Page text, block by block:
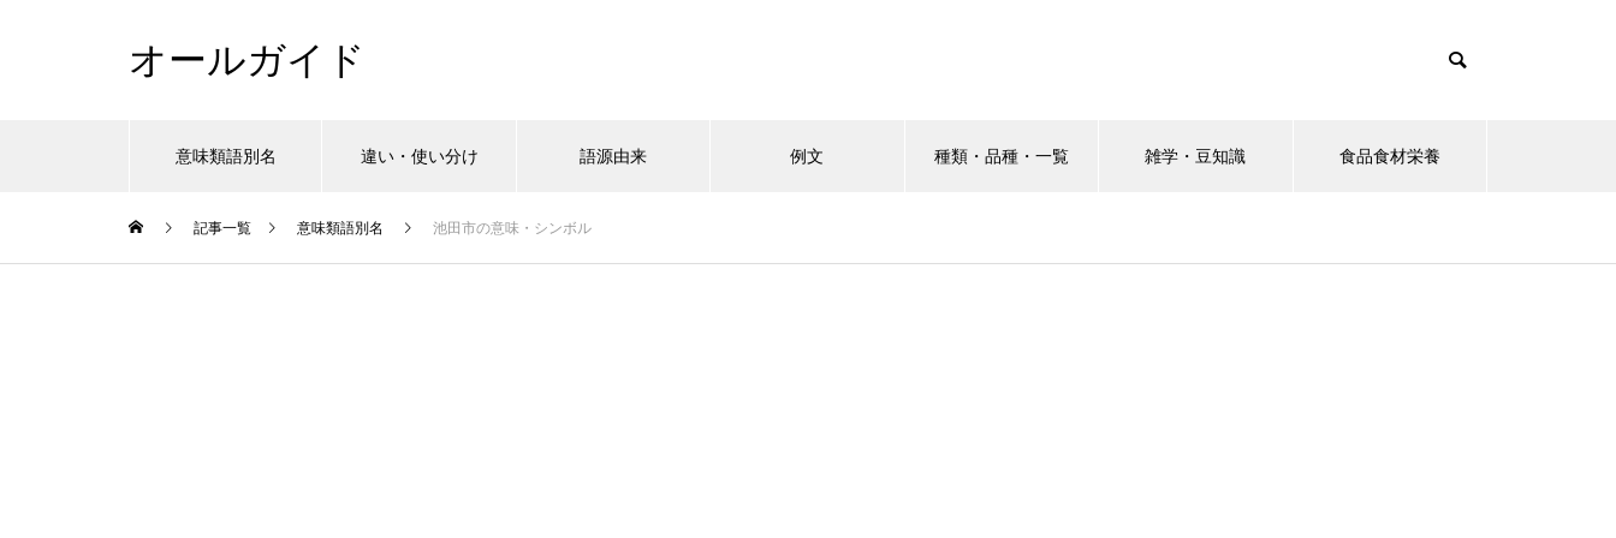
オールガイド
意味類語別名 違い・使い分け 語源由来 例文 種類・品種・一覧 雑学・豆知識 食品食材栄養
記事一覧 意味類語別名 池田市の意味・シンボル